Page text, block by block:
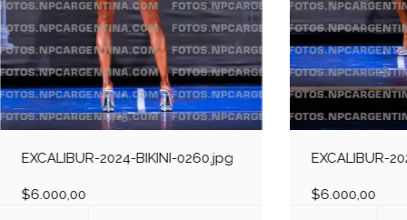
EXCALIBUR-2024-BIKINI-0260.jpg
$6.000,00
EXCALIBUR-
$6.000,00